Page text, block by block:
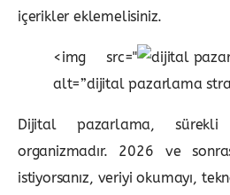
içerikler eklemelisiniz.
<img src="
alt=”dijital pazarlama
Dijital pazarlama,
organizmadır. 2026 ve
istiyorsanız, veriyi okumayı,